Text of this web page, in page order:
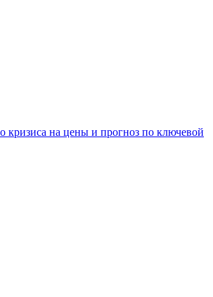
кризиса на цены и прогноз по ключевой